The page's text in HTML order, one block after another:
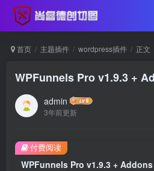
首页 主题插件 wordpress插件 正文
WPFunnels Pro v1.9.3 +
admin
3年前更新
WPFunnels Pro v1.9.3 +
付费阅读